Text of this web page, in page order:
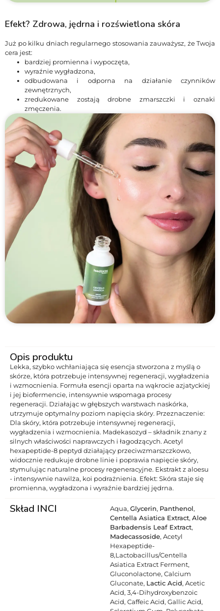
Efekt? Zdrowa, jędrna i rozświetlona skóra
Już po kilku dniach regularnego stosowania zauważysz, że Twoja
cera jest:
bardziej promienna i wypoczęta,
wyraźnie wygładzona,
odbudowana i odporna na działanie czynników
zewnętrznych,
zredukowane zostają drobne zmarszczki i oznaki
zmęczenia.
Opis produktu
Lekka, szybko wchłaniająca się esencja stworzona z myślą o
skórze, która potrzebuje intensywnej regeneracji, wygładzenia
i wzmocnienia. Formuła esencji oparta na wąkrocie azjatyckiej
i jej biofermencie, intensywnie wspomaga procesy
regeneracji. Działając w głębszych warstwach naskórka,
utrzymuje optymalny poziom napięcia skóry. Przeznaczenie:
Dla skóry, która potrzebuje intensywnej regeneracji,
wygładzenia i wzmocnienia. Madekasozyd – składnik znany z
silnych właściwości naprawczych i łagodzących. Acetyl
hexapeptide-8 peptyd działający przeciwzmarszczkowo,
widocznie redukuje drobne linie i poprawia napięcie skóry,
stymulując naturalne procesy regeneracyjne. Ekstrakt z aloesu
- intensywnie nawilża, koi podrażnienia. Efekt: Skóra staje się
promienna, wygładzona i wyraźnie bardziej jędrna.
Skład INCI Aqua, Glycerin, Panthenol,
Centella Asiatica Extract, Aloe
Barbadensis Leaf Extract,
Madecassoside, Acetyl
Hexapeptide-
8,Lactobacillus/Centella
Asiatica Extract Ferment,
Gluconolactone, Calcium
Gluconate, Lactic Acid, Acetic
Acid, 3,4-Dihydroxybenzoic
Acid, Caffeic Acid, Gallic Acid,